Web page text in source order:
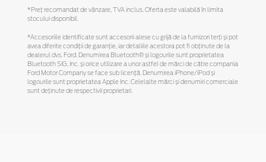
*Preţ recomandat de vânzare, TVA inclus. Oferta este valabilă în limita
stocului disponibil.
*Accesoriile identificate sunt accesorii alese cu grijă de la furnizori terți și pot
avea diferite condiții de garanție, iar detaliile acestora pot fi obținute de la
dealerul dvs. Ford. Denumirea Bluetooth® și logourile sunt proprietatea
Bluetooth SIG, Inc. și orice utilizare a unor astfel de mărci de către compania
Ford Motor Company se face sub licență. Denumirea iPhone/iPod și
logourile sunt proprietatea Apple Inc. Celelalte mărci și denumiri comerciale
sunt deținute de respectivii proprietari.